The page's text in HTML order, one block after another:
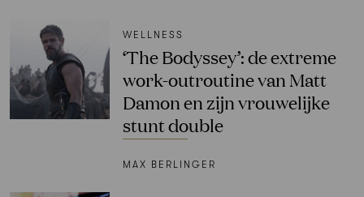
WELLNESS
‘The Bodyssey’: de extreme
work-outroutine van Matt
Damon en zijn vrouwelijke
stunt double
MAX BERLINGER